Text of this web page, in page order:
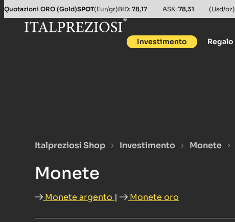
Quotazioni ORO (Gold)SPOT(Eur/gr)BID: 78,17 ASK: 78,31 (Usd/oz)
Investimento Regalo
Italpreziosi Shop Investimento Monete
Monete
Monete argento |
Monete oro